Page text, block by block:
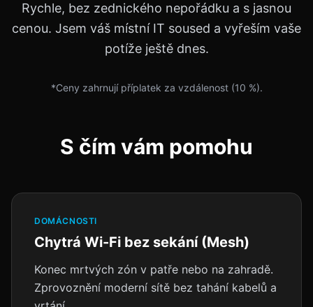
Rychle, bez zednického nepořádku a s jasnou
cenou. Jsem váš místní IT soused a vyřeším vaše
potíže ještě dnes.
*Ceny zahrnují příplatek za vzdálenost (10 %).
S čím vám pomohu
DOMÁCNOSTI
Chytrá Wi-Fi bez sekání (Mesh)
Konec mrtvých zón v patře nebo na zahradě.
Zprovoznění moderní sítě bez tahání kabelů a